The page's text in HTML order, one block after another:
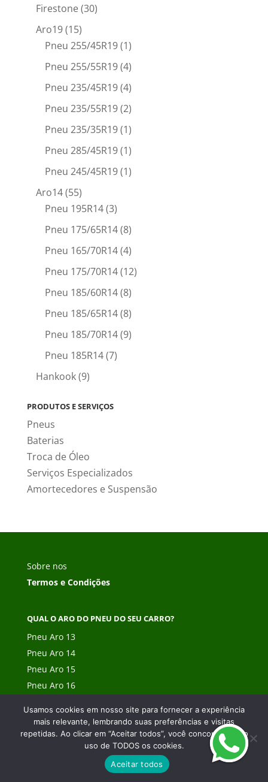
Firestone(30)
Aro19(15)
Pneu 255/45R19(1)
Pneu 255/55R19(4)
Pneu 235/45R19(4)
Pneu 235/55R19(2)
Pneu 235/35R19(1)
Pneu 285/45R19(1)
Pneu 245/45R19(1)
Aro14(55)
Pneu 195R14(3)
Pneu 175/65R14(8)
Pneu 165/70R14(4)
Pneu 175/70R14(12)
Pneu 185/60R14(8)
Pneu 185/65R14(8)
Pneu 185/70R14(9)
Pneu 185R14(7)
Hankook(9)
PRODUTOS E SERVIÇOS
Pneus
Baterias
Troca de Óleo
Serviços Especializados
Amortecedores e Suspensão
Sobre nos
Termos e Condições
QUAL O ARO DO PNEU DO SEU CARRO?
Pneu Aro 13
Pneu Aro 14
Pneu Aro 15
Pneu Aro 16
Pneu Aro 18
Pneu Aro 19
Usamos cookies em nosso site para fornecer a experiência
mais relevante, lembrando suas preferências e visitas
repetidas. Ao clicar em “Aceitar todos”, você concorda com o
uso de TODOS os cookies.
Aceitar todos